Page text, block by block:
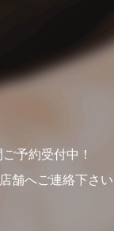
予約受付中！
舗へご連絡下さ